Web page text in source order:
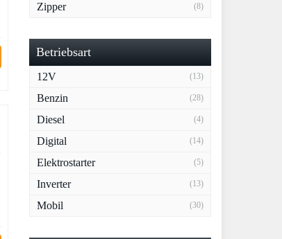
Zipper (8)
Betriebsart
12V (13)
Benzin (28)
Diesel (4)
Digital (14)
Elektrostarter (5)
Inverter (13)
Mobil (30)